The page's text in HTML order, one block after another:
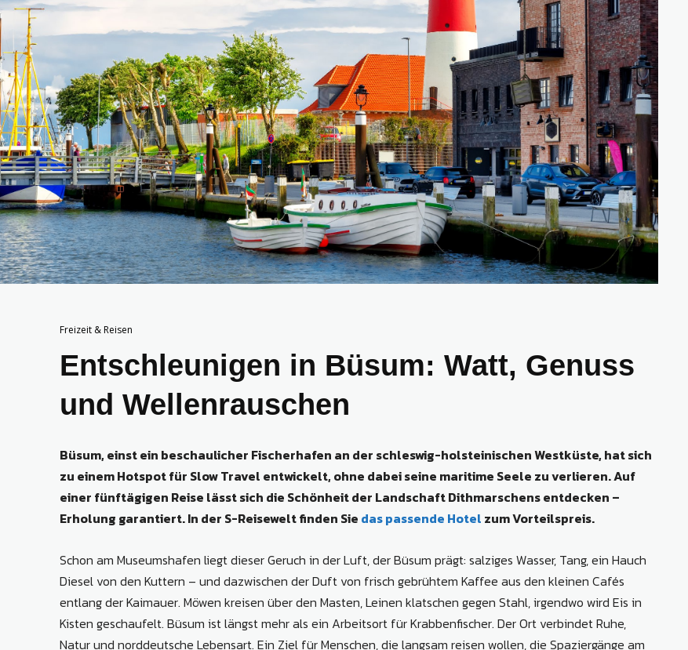
Freizeit & Reisen
Entschleunigen in Büsum: Watt, Genuss
und Wellenrauschen
Büsum, einst ein beschaulicher Fischerhafen an der schleswig-holsteinischen Westküste, hat sich
zu einem Hotspot für Slow Travel entwickelt, ohne dabei seine maritime Seele zu verlieren. Auf
einer fünftägigen Reise lässt sich die Schönheit der Landschaft Dithmarschens entdecken –
Erholung garantiert. In der S-Reisewelt finden Sie das passende Hotel zum Vorteilspreis.
Schon am Museumshafen liegt dieser Geruch in der Luft, der Büsum prägt: salziges Wasser, Tang, ein Hauch
Diesel von den Kuttern – und dazwischen der Duft von frisch gebrühtem Kaffee aus den kleinen Cafés
entlang der Kaimauer. Möwen kreisen über den Masten, Leinen klatschen gegen Stahl, irgendwo wird Eis in
Kisten geschaufelt. Büsum ist längst mehr als ein Arbeitsort für Krabbenfischer. Der Ort verbindet Ruhe,
Natur und norddeutsche Lebensart. Ein Ziel für Menschen, die langsam reisen wollen, die Spaziergänge am